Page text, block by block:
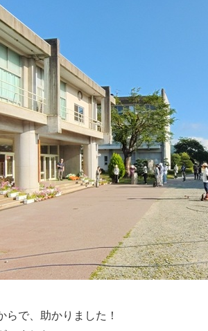
で、助かりました！